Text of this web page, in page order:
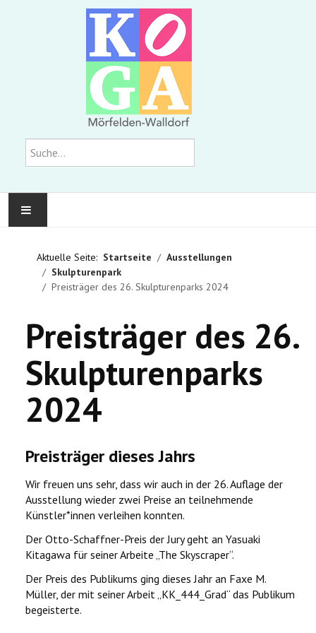
Suchen
AUSSTELLUNGEN
Aktuelle Seite: Startseite
Ausstellungen
Skulpturenpark
Preisträger des 26. Skulpturenparks 2024
Preisträger des 26.
Skulpturenparks
2024
Preisträger dieses Jahrs
Wir freuen uns sehr, dass wir auch in der 26. Auflage der
Ausstellung wieder zwei Preise an teilnehmende
Künstler*innen verleihen konnten.
Der Otto-Schaffner-Preis der Jury geht an Yasuaki
Kitagawa für seiner Arbeite „The Skyscraper“.
Der Preis des Publikums ging dieses Jahr an Faxe M.
Müller, der mit seiner Arbeit „KK_444_Grad“ das Publikum
begeisterte.